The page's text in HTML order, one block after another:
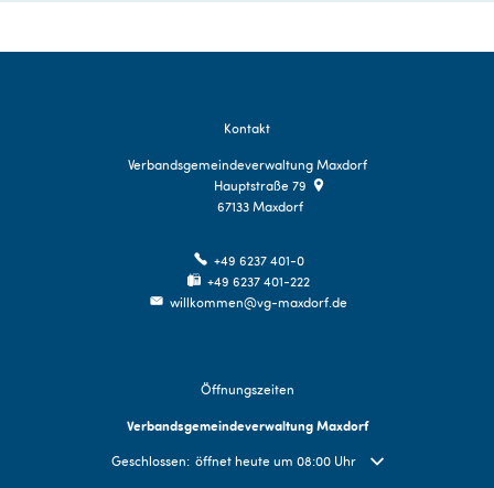
Kontakt
Verbandsgemeindeverwaltung Maxdorf
Hauptstraße 79
67133 Maxdorf
+49 6237 401-0
+49 6237 401-222
willkommen@vg-maxdorf.de
Öffnungszeiten
Verbandsgemeindeverwaltung Maxdorf
Klicken, um weitere Öffnungs- oder Schließzeiten
Geschlossen: öffnet heute um 08:00 Uhr